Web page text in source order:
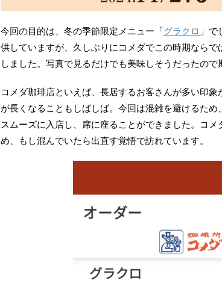
今回の目的は、冬の季節限定メニュー「グラクロ 」
供していますが、久しぶりにコメダでこの時期なら
しました。写真で見るだけでも美味しそうだったので
コメダ珈琲店といえば、長居するお客さんが多い印
が長くなることもしばしば。今回は混雑を避けるため
スムーズに入店し、席に座ることができました。コ
め、もし混んでいたら出直す覚悟で訪れています。